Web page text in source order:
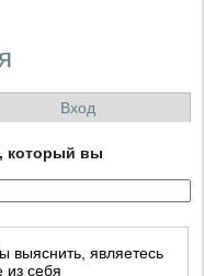
Вход
который вы
выяснить, являетесь